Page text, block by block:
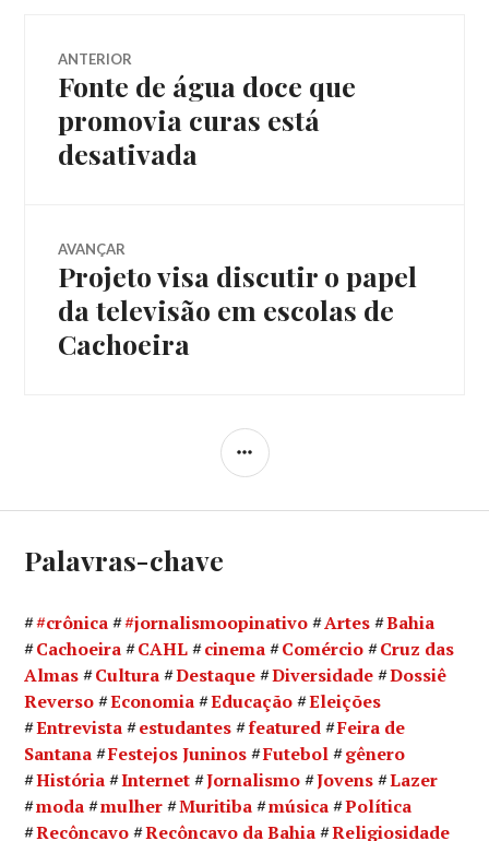
Navegação
de
Post
ANTERIOR
Post
Fonte de água doce que
promovia curas está
desativada
AVANÇAR
Próximo
post:
Projeto visa discutir o papel
da televisão em escolas de
Cachoeira
LATERAL
Palavras-chave
#crônica #jornalismoopinativo Artes
Bahia
Cachoeira
CAHL cinema Comércio
Cruz das
Almas
Cultura Destaque Diversidade
Dossiê
Reverso
Economia Educação
Eleições
Entrevista
estudantes featured
Feira de
Santana
Festejos Juninos Futebol
gênero
História
Internet Jornalismo Jovens
Lazer
moda
mulher Muritiba música
Política
Recôncavo
Recôncavo da Bahia Religiosidade